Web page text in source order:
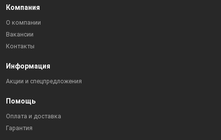
Компания
О компании
Вакансии
Контакты
Информация
Акции и спецпредложения
Помощь
Оплата и доставка
Гарантия